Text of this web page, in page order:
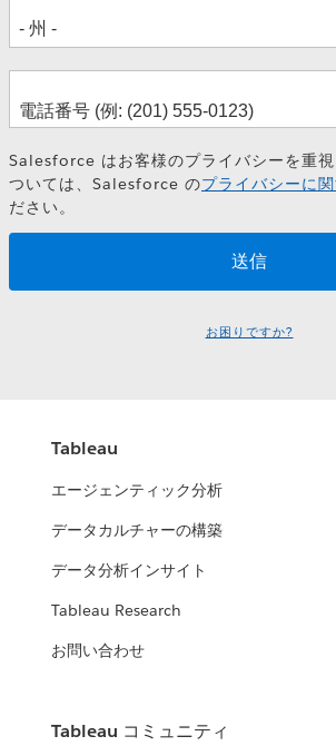
Salesforce はお客様のプライバシーを重
ついては、Salesforce のプライバシーに
ださい。
お困りですか?
Tableau
エージェンティック分析
データカルチャーの構築
データ分析インサイト
Tableau Research
お問い合わせ
Tableau コミュニティ